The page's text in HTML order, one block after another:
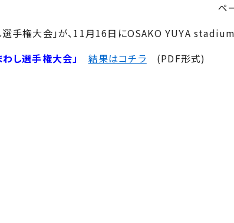
ペ
手権大会」が、11月16日にOSAKO YUYA stadium
し選手権大会」
結果はコチラ (PDF形式)